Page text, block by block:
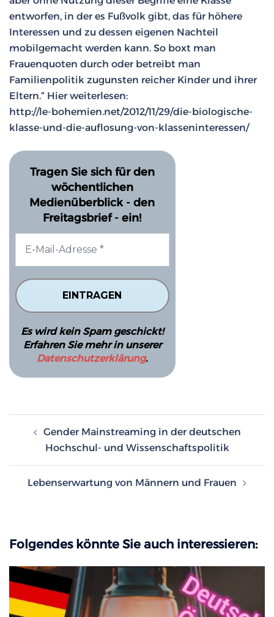
entworfen, in der es Fußvolk gibt, das für höhere
Interessen und zu dessen eigenen Nachteil
mobilgemacht werden kann. So boxt man
Frauenquoten durch oder betreibt man
Familienpolitik zugunsten reicher Kinder und ihrer
Eltern.“ Hier weiterlesen:
http://le-bohemien.net/2012/11/29/die-biologische-
klasse-und-die-auflosung-von-klasseninteressen/
Tragen Sie sich für den
wöchentlichen
Medienüberblick - den
Freitagsbrief - ein!
Es wird kein Spam geschickt!
Erfahren Sie mehr in unserer
Datenschutzerklärung.
Gender Mainstreaming in der deutschen
Hochschul- und Wissenschaftspolitik
Lebenserwartung von Männern und Frauen
Folgendes könnte Sie auch interessieren: